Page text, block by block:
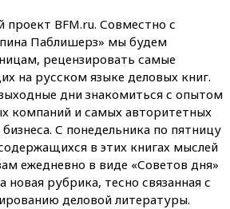
BFM.ru. Совместно с
Паблишерз» мы будем
рецензировать самые
на русском языке деловых книг.
дни знакомиться с опытом
компаний и самых авторитетных
С понедельника по пятницу
в этих книгах мыслей
ежедневно в виде «Советов дня»
рубрика, тесно связанная с
деловой литературы.